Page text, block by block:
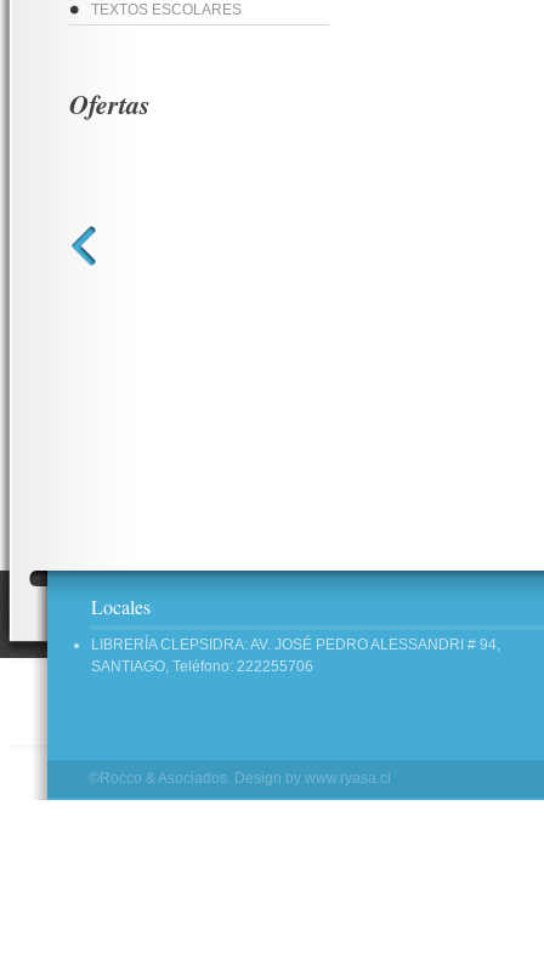
TEXTOS ESCOLARES
Ofertas
Locales
LIBRERÍA CLEPSIDRA: AV. JOSÉ PEDRO ALESSANDRI # 94,
SANTIAGO, Teléfono: 222255706
©Rocco & Asociados. Design by www.ryasa.cl